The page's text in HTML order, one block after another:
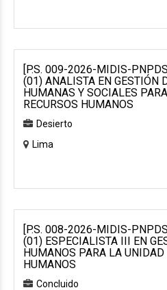
[P.S. 009-2026-MIDIS-
(01) ANALISTA EN GESTIÓN
HUMANAS Y SOCIALES
RECURSOS HUMANOS
Desierto
Lima
[P.S. 008-2026-MIDIS-
(01) ESPECIALISTA III EN
HUMANOS PARA LA UNIDAD
HUMANOS
Concluido